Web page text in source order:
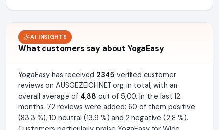
AI INSIGHTS
What customers say about YogaEasy
YogaEasy has received 2345 verified customer
reviews on AUSGEZEICHNET.org in total, with an
overall average of 4,88 out of 5,00. In the last 12
months, 72 reviews were added: 60 of them positive
(83.3 %), 10 neutral (13.9 %) and 2 negative (2.8 %).